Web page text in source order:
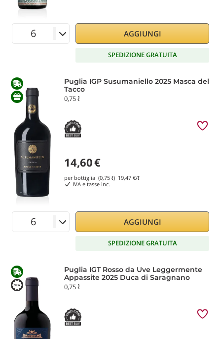
AGGIUNGI
SPEDIZIONE GRATUITA
Puglia IGP Susumaniello 2025 Masca del
Tacco
0,75 ℓ
14,60€
per bottiglia (0,75 ℓ) 19,47 €/ℓ
IVA e tasse inc.
AGGIUNGI
SPEDIZIONE GRATUITA
Puglia IGT Rosso da Uve Leggermente
Appassite 2025 Duca di Saragnano
0,75 ℓ